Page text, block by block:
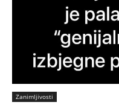
Zanimljivosti